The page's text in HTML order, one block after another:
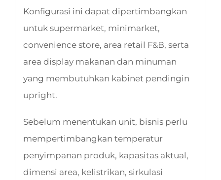
Konfigurasi ini dapat dipertimbangkan
untuk supermarket, minimarket,
convenience store, area retail F&B, serta
area display makanan dan minuman
yang membutuhkan kabinet pendingin
upright.
Sebelum menentukan unit, bisnis perlu
mempertimbangkan temperatur
penyimpanan produk, kapasitas aktual,
dimensi area, kelistrikan, sirkulasi